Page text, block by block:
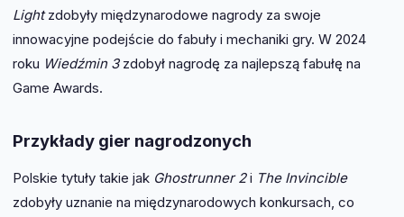
Lightzdobyły międzynarodowe nagrody za swoje
innowacyjne podejście do fabuły i mechaniki gry. W 2024
roku Wiedźmin 3zdobył nagrodę za najlepszą fabułę na
Game Awards.
Przykłady gier nagrodzonych
Polskie tytuły takie jak Ghostrunner 2i The Invincible
zdobyły uznanie na międzynarodowych konkursach, co